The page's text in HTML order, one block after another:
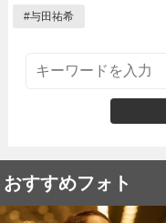
#与田祐希
おすすめフォト